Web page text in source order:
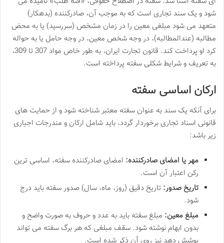
شود و یک سند تجاری است که به موجب آن، صادرکننده (بدهکار)
متعهد می شود مبلغی معین را در زمان مشخص (سررسید) یا به محض
مطالبه (عندالمطالبه)، در وجه شخص معین، در وجه حامل یا به حواله
کرد او پرداخت کند. قانون تجارت ایران، به طور خاص مواد 307 تا 309،
به تعریف و شرایط شکلی سفته پرداخته است.
ارکان اساسی سفته
برای آنکه یک سند به عنوان سفته معتبر شناخته شود و از حمایت های
قانونی اسناد تجاری برخوردار گردد، باید شامل ارکان و مندرجات اجباری
زیر باشد:
مهر یا امضای صادرکننده: امضای صادرکننده سفته، اساسی ترین
رکن اعتبار آن است.
تاریخ صدور: تاریخ دقیق (روز، ماه، سال) صدور سفته باید درج
شود.
مبلغ معین: مبلغ سفته باید به عدد و حروف به صورت واضح و
بدون ابهام نوشته شود. سقف مبلغی که هر برگ سفته می تواند
پوشش دهد نیز روی آن ذکر شده است.